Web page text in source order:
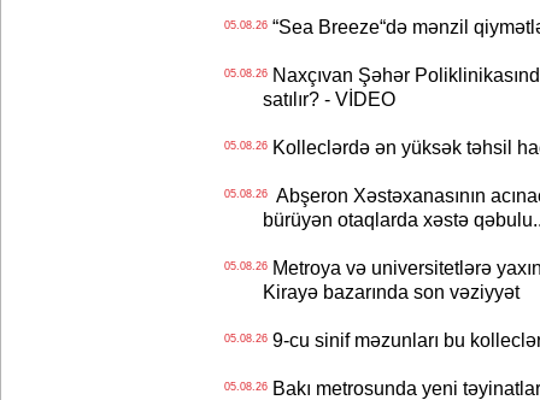
05.08.26“Sea Breeze“də mənzil
05.08.26Naxçıvan Şəhər
satılır? - VİDEO
05.08.26Kolleclərdə ən yüksək təhsil
05.08.26Abşeron Xəstəxanasının
bürüyən otaqlarda xəstə
05.08.26Metroya və universitetlərə
Kirayə bazarında son vəziyyət
05.08.269-cu sinif məzunları bu
05.08.26Bakı metrosunda yeni